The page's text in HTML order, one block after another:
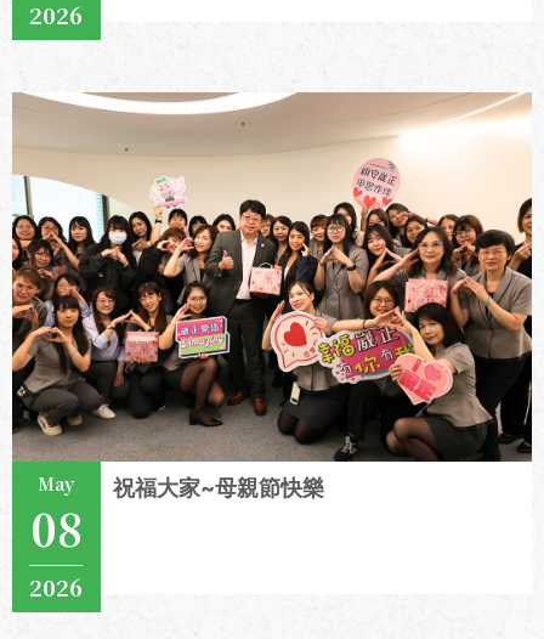
2026 View More
May
08
2026
祝福大家~母親節快樂